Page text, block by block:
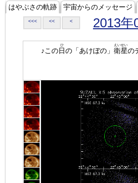
はやぶさの軌跡 宇宙からのメッセージ
<<< << < 2013年
♪この日
ひ
の「あけぼの」 衛星
えいせい
の